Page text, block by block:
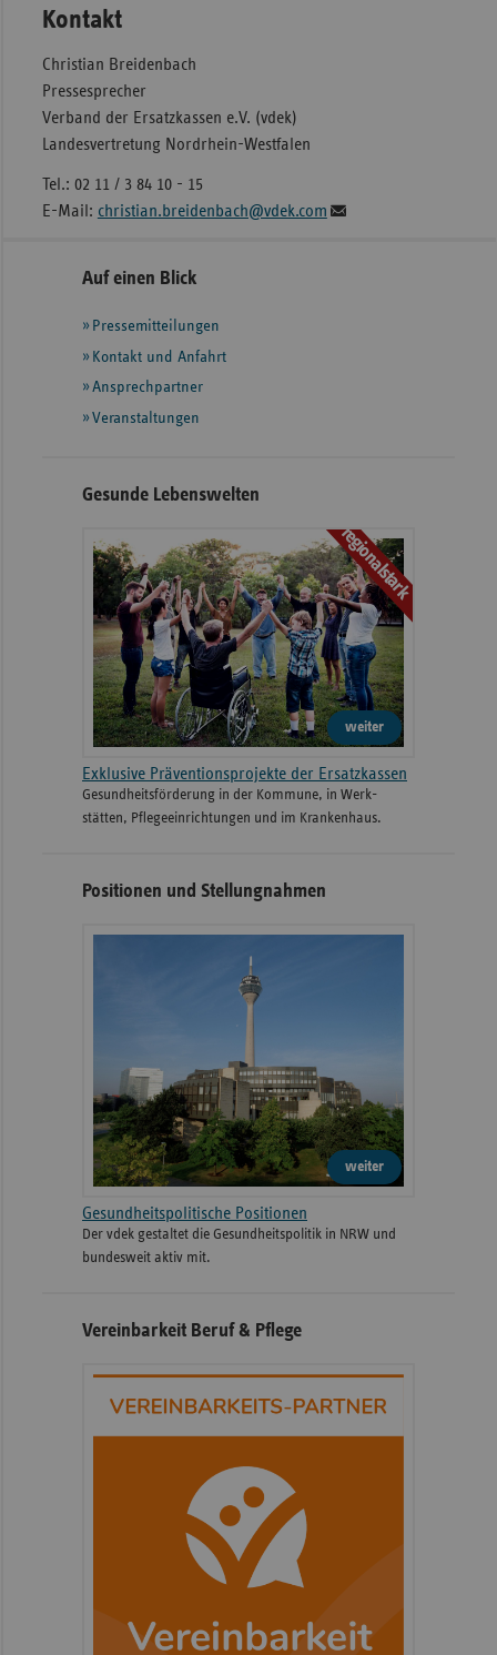
Kontakt
Christian Breidenbach
Pressesprecher
Verband der Ersatzkassen e.V. (vdek)
Landesvertretung Nordrhein-Westfalen
Tel.: 02 11 / 3 84 10 - 15
E-Mail: christian.breidenbach@vdek.com
Seitennavigation
Seitenleiste
weiteren
Informationen
Auf einen Blick
Pressemitteilungen
Kontakt und Anfahrt
Ansprechpartner
Veranstaltungen
Gesunde Lebenswelten
regionalstark
weiter
Exklusive Präventionsprojekte der Ersatzkassen
Gesund­heits­­förderung in der Kommune, in Werk­
stätten, Pflege­einrichtungen und im Kranken­haus.
Positionen und Stellungnahmen
weiter
Gesundheitspolitische Positionen
Der vdek gestaltet die Gesundheitspolitik in NRW und
bundesweit aktiv mit.
Vereinbarkeit Beruf & Pflege